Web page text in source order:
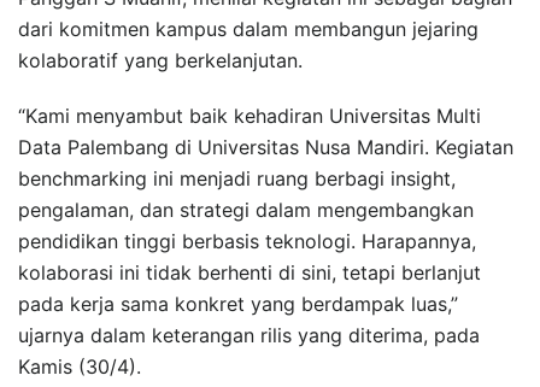
dari komitmen kampus dalam membangun jejaring
kolaboratif yang berkelanjutan.
“Kami menyambut baik kehadiran Universitas Multi
Data Palembang di Universitas Nusa Mandiri. Kegiatan
benchmarking ini menjadi ruang berbagi insight,
pengalaman, dan strategi dalam mengembangkan
pendidikan tinggi berbasis teknologi. Harapannya,
kolaborasi ini tidak berhenti di sini, tetapi berlanjut
pada kerja sama konkret yang berdampak luas,”
ujarnya dalam keterangan rilis yang diterima, pada
Kamis (30/4).